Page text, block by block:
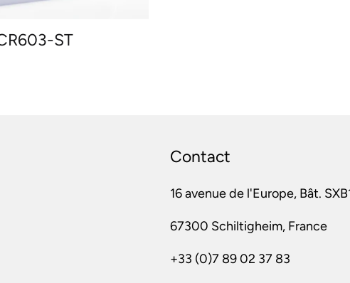
ST
Contact
16 avenue de l'Europe, Bât.
67300 Schiltigheim, France
+33 (0)7 89 02 37 83